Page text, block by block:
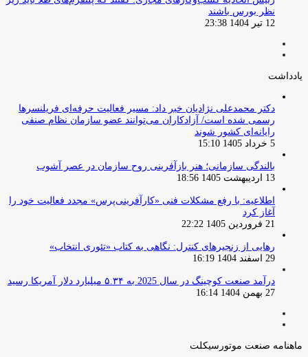
نظر بورس باشند
12 تیر 1404 23:38
یادداشت
دکتر محمدعلی نژادیان خبر داد: مسیر فعالیت حرفه‌ای فریلنسرها
رسمی شده است/ آزادکاران می‌توانند عضو سازمان نظام صنفی
رایانه‌ای کشور شوند
5 خرداد 1405 15:10
بالندگی سازمانی؛ هنر بازآفرینی روح سازمان در عصر آشوب
13 اردیبهشت 1405 18:56
اطلاعیه: با رفع مشکلات فنی «کارآفرینی‌پرس» مجدد فعالیت خود را
آغاز کرد
21 فروردین 1405 22:22
رهایی از زنجیرهای کنترل: نگاهی به کتاب «تئوری انتخاب»
29 اسفند 1404 16:19
درآمد صنعت کوچینگ در سال 2025 به ۵.۳۴ میلیارد دلار آمریکا رسید
27 بهمن 1404 16:14
ماهنامه صنعت موتورسیکلت